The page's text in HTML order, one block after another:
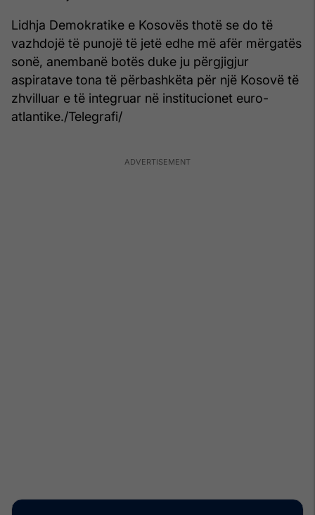
Lidhja Demokratike e Kosovës thotë se do të
vazhdojë të punojë të jetë edhe më afër mërgatës
sonë, anembanë botës duke ju përgjigjur
aspiratave tona të përbashkëta për një Kosovë të
zhvilluar e të integruar në institucionet euro-
atlantike./Telegrafi/